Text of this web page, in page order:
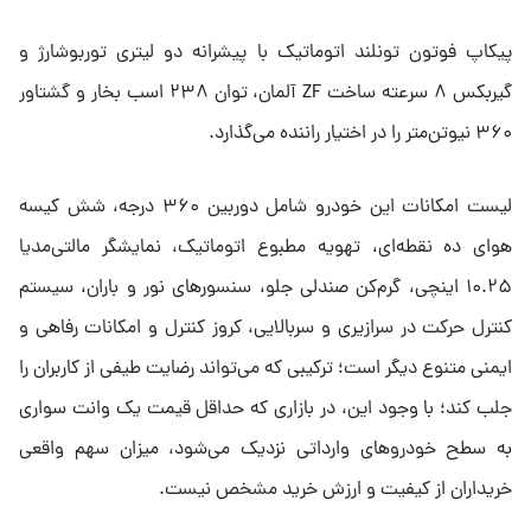
پیکاپ فوتون تونلند اتوماتیک با پیشرانه دو لیتری توربوشارژ و
گیربکس ۸ سرعته ساخت ZF آلمان، توان ۲۳۸ اسب بخار و گشتاور
۳۶۰ نیوتن‌متر را در اختیار راننده می‌گذارد.
لیست امکانات این خودرو شامل دوربین ۳۶۰ درجه، شش کیسه
هوای ده نقطه‌ای، تهویه مطبوع اتوماتیک، نمایشگر مالتی‌مدیا
۱۰.۲۵ اینچی، گرم‌کن صندلی جلو، سنسورهای نور و باران، سیستم
کنترل حرکت در سرازیری و سربالایی، کروز کنترل و امکانات رفاهی و
ایمنی متنوع دیگر است؛ ترکیبی که می‌تواند رضایت طیفی از کاربران را
جلب کند؛ با وجود این، در بازاری که حداقل قیمت یک وانت سواری
به سطح خودروهای وارداتی نزدیک می‌شود، میزان سهم واقعی
خریداران از کیفیت و ارزش خرید مشخص نیست.